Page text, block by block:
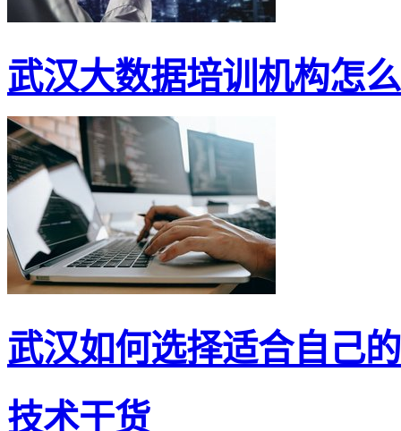
武汉大数据培训机构怎
武汉如何选择适合自己
技术干货